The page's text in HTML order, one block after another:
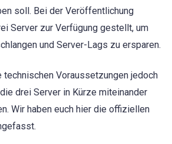
soll. Bei der Veröffentlichung
Server zur Verfügung gestellt, um
und Server-Lags zu ersparen.
Voraussetzungen jedoch
drei Server in Kürze miteinander
Wir haben euch hier die offiziellen